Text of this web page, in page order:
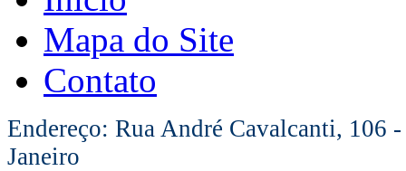
Mapa do Site
Contato
Endereço: Rua André Cavalcanti, 106
Janeiro